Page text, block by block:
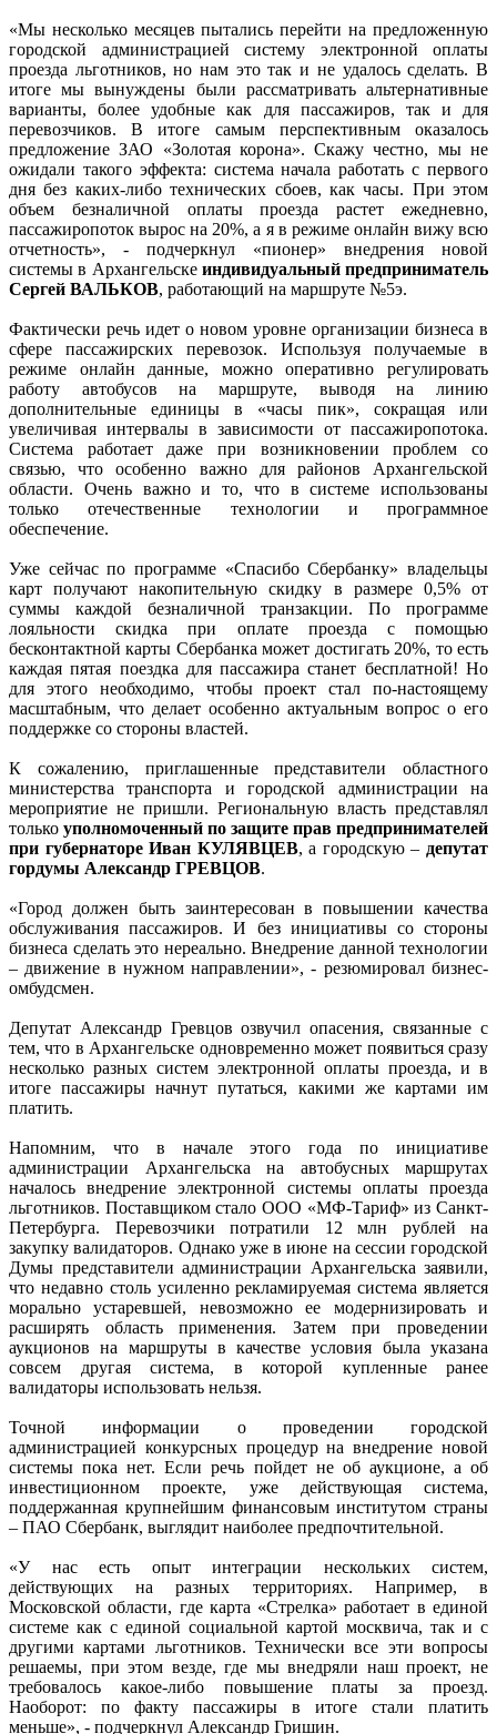
«Мы несколько месяцев пытались перейти на предложенную
городской администрацией систему электронной оплаты
проезда льготников, но нам это так и не удалось сделать. В
итоге мы вынуждены были рассматривать альтернативные
варианты, более удобные как для пассажиров, так и для
перевозчиков. В итоге самым перспективным оказалось
предложение ЗАО «Золотая корона». Скажу честно, мы не
ожидали такого эффекта: система начала работать с первого
дня без каких-либо технических сбоев, как часы. При этом
объем безналичной оплаты проезда растет ежедневно,
пассажиропоток вырос на 20%, а я в режиме онлайн вижу всю
отчетность», - подчеркнул «пионер» внедрения новой
системы в Архангельске индивидуальный предприниматель
Сергей ВАЛЬКОВ, работающий на маршруте №5э.
Фактически речь идет о новом уровне организации бизнеса в
сфере пассажирских перевозок. Используя получаемые в
режиме онлайн данные, можно оперативно регулировать
работу автобусов на маршруте, выводя на линию
дополнительные единицы в «часы пик», сокращая или
увеличивая интервалы в зависимости от пассажиропотока.
Система работает даже при возникновении проблем со
связью, что особенно важно для районов Архангельской
области. Очень важно и то, что в системе использованы
только отечественные технологии и программное
обеспечение.
Уже сейчас по программе «Спасибо Сбербанку» владельцы
карт получают накопительную скидку в размере 0,5% от
суммы каждой безналичной транзакции. По программе
лояльности скидка при оплате проезда с помощью
бесконтактной карты Сбербанка может достигать 20%, то есть
каждая пятая поездка для пассажира станет бесплатной! Но
для этого необходимо, чтобы проект стал по-настоящему
масштабным, что делает особенно актуальным вопрос о его
поддержке со стороны властей.
К сожалению, приглашенные представители областного
министерства транспорта и городской администрации на
мероприятие не пришли. Региональную власть представлял
только уполномоченный по защите прав предпринимателей
при губернаторе Иван КУЛЯВЦЕВ, а городскую – депутат
гордумы Александр ГРЕВЦОВ.
«Город должен быть заинтересован в повышении качества
обслуживания пассажиров. И без инициативы со стороны
бизнеса сделать это нереально. Внедрение данной технологии
– движение в нужном направлении», - резюмировал бизнес-
омбудсмен.
Депутат Александр Гревцов озвучил опасения, связанные с
тем, что в Архангельске одновременно может появиться сразу
несколько разных систем электронной оплаты проезда, и в
итоге пассажиры начнут путаться, какими же картами им
платить.
Напомним, что в начале этого года по инициативе
администрации Архангельска на автобусных маршрутах
началось внедрение электронной системы оплаты проезда
льготников. Поставщиком стало ООО «МФ-Тариф» из Санкт-
Петербурга. Перевозчики потратили 12 млн рублей на
закупку валидаторов. Однако уже в июне на сессии городской
Думы представители администрации Архангельска заявили,
что недавно столь усиленно рекламируемая система является
морально устаревшей, невозможно ее модернизировать и
расширять область применения. Затем при проведении
аукционов на маршруты в качестве условия была указана
совсем другая система, в которой купленные ранее
валидаторы использовать нельзя.
Точной информации о проведении городской
администрацией конкурсных процедур на внедрение новой
системы пока нет. Если речь пойдет не об аукционе, а об
инвестиционном проекте, уже действующая система,
поддержанная крупнейшим финансовым институтом страны
– ПАО Сбербанк, выглядит наиболее предпочтительной.
«У нас есть опыт интеграции нескольких систем,
действующих на разных территориях. Например, в
Московской области, где карта «Стрелка» работает в единой
системе как с единой социальной картой москвича, так и с
другими картами льготников. Технически все эти вопросы
решаемы, при этом везде, где мы внедряли наш проект, не
требовалось какое-либо повышение платы за проезд.
Наоборот: по факту пассажиры в итоге стали платить
меньше», - подчеркнул Александр Гришин.